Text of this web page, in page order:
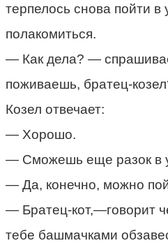
терпелось снова пойти в
полакомиться.
— Как дела? —
поживаешь, братец-
Козел отвечает:
— Хорошо.
— Сможешь еще разок в
— Да, конечно, можно
— Братец-кот,—говорит
тебе башмачками